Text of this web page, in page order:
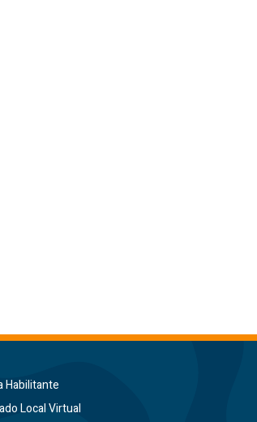
Habilitante
Local Virtual